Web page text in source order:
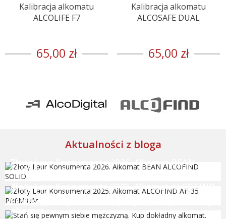
Kalibracja alkomatu
ALCOLIFE F7
65,00 zł
Kalibracja alkomatu
ALCOSAFE DUAL
65,00 zł
Aktualności z bloga
Złoty Laur Konsumenta 2026. Alkomat BEAN
ALCOFIND SOLID
Złoty Laur Konsumenta 2025. Alkomat ALCOFIND
AF-35 PREMIUM
Stań się pewnym siebie mężczyzną. Kup dokładny
alkomat.